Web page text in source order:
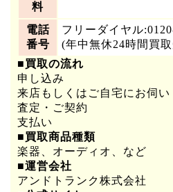
料
電話
番号
フリーダイヤル
(年中無休24時間買
■買取の流れ
申し込み
来店もしくはご自宅にお伺い
査定・ご契約
支払い
■買取商品種類
楽器、オーディオ、など
■運営会社
アンドトランク株式会社